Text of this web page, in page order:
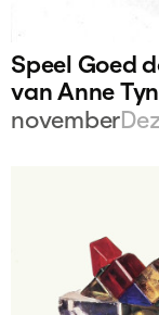
Speel Goed
van Anne
november